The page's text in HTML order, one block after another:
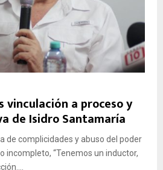
vinculación a proceso y
de Isidro Santamaría
de complicidades y abuso del poder
incompleto, “Tenemos un inductor,